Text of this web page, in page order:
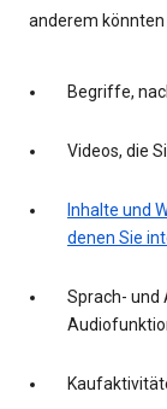
anderem
Begriffe,
Videos, die
Inhalte und
denen Sie
Sprach- und